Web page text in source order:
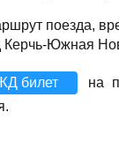
поезда,
Керчь-Южная
билет на